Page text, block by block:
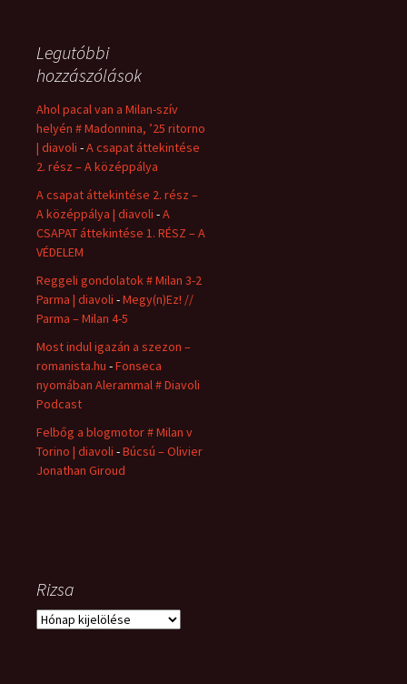
Legutóbbi
hozzászólások
Ahol pacal van a Milan-szív
helyén # Madonnina, ’25 ritorno
| diavoli -A csapat áttekintése
2. rész – A középpálya
A csapat áttekintése 2. rész –
A középpálya | diavoli -A
CSAPAT áttekintése 1. RÉSZ – A
VÉDELEM
Reggeli gondolatok # Milan 3-2
Parma | diavoli -Megy(n)Ez! //
Parma – Milan 4-5
Most indul igazán a szezon –
romanista.hu -Fonseca
nyomában Alerammal # Diavoli
Podcast
Felbőg a blogmotor # Milan v
Torino | diavoli -Búcsú – Olivier
Jonathan Giroud
Rizsa
Rizsa